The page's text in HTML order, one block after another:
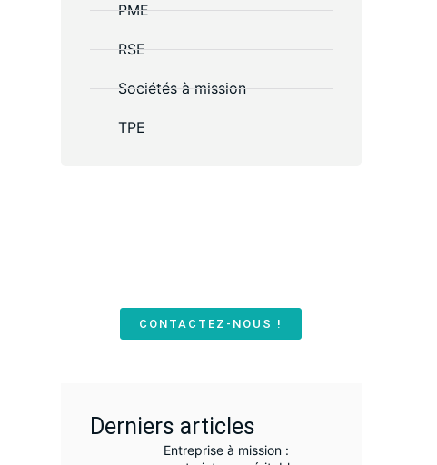
PME
RSE
Sociétés à mission
TPE
CONTACTEZ-NOUS !
Derniers articles
Entreprise à mission :